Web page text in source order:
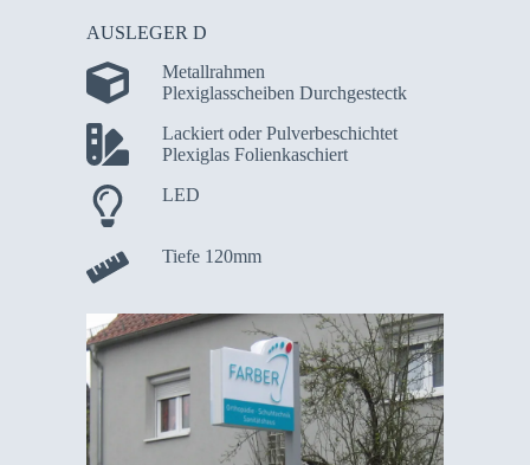
AUSLEGER D
Metallrahmen
Plexiglasscheiben Durchgestectk
Lackiert oder Pulverbeschichtet
Plexiglas Folienkaschiert
LED
Tiefe 120mm